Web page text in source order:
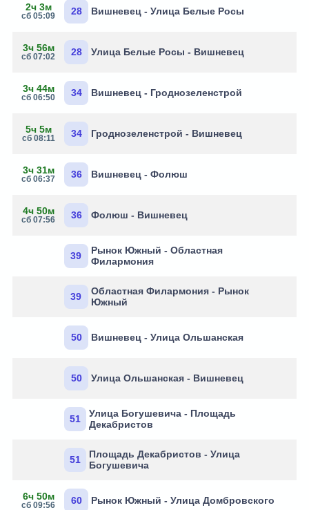
2ч 3м
сб 05:09 28 Вишневец - Улица Белые Росы
3ч 56м
сб 07:02 28 Улица Белые Росы - Вишневец
3ч 44м
сб 06:50 34 Вишневец - Гроднозеленстрой
5ч 5м
сб 08:11 34 Гроднозеленстрой - Вишневец
3ч 31м
сб 06:37 36 Вишневец - Фолюш
4ч 50м
сб 07:56 36 Фолюш - Вишневец
39
Рынок Южный - Областная
Филармония
39
Областная Филармония - Рынок
Южный
50 Вишневец - Улица Ольшанская
50 Улица Ольшанская - Вишневец
51
Улица Богушевича - Площадь
Декабристов
51
Площадь Декабристов - Улица
Богушевича
6ч 50м
сб 09:56 60 Рынок Южный - Улица Домбровского